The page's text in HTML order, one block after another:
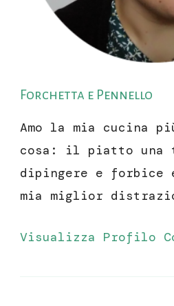
Forchetta e Pennello
Amo la mia cucina
cosa: il piatto una
dipingere e forbice
mia miglior
Visualizza Profilo